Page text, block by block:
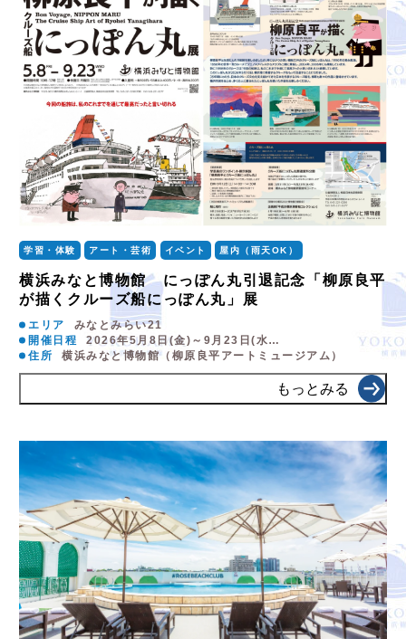
学習・体験 アート・芸術 イベント 屋内（雨天OK）
横浜みなと博物館 にっぽん丸引退記念「柳原良平
が描くクルーズ船にっぽん丸」展
エリア
みなとみらい21
開催日程
2026年5月8日(金)～9月23日(水…
住所
横浜みなと博物館（柳原良平アートミュージアム）
もっとみる